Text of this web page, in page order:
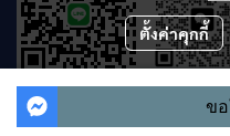
ขอ
ตั้งค่าคุกกี้
Copyright 2024 | All